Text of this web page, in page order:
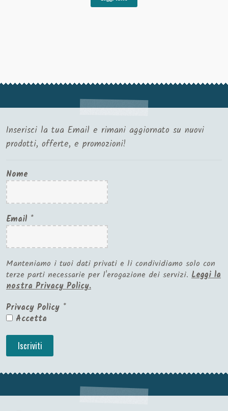
Inserisci la tua Email e rimani aggiornato su nuovi
prodotti, offerte, e promozioni!
Nome
Email *
Manteniamo i tuoi dati privati e li condividiamo solo con
terze parti necessarie per l'erogazione dei servizi. Leggi la
nostra Privacy Policy.
Privacy Policy *
Accetta